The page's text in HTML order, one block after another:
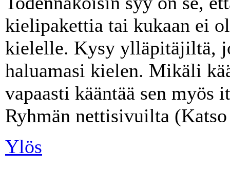
kielipakettia tai kukaan ei
kielelle. Kysy ylläpitäjiltä,
haluamasi kielen. Mikäli
vapaasti kääntää sen myös
Ryhmän nettisivuilta
Ylös